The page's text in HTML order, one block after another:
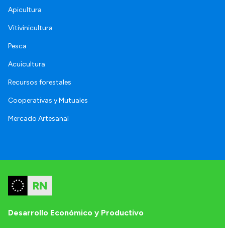
Apicultura
Vitivinicultura
Pesca
Acuicultura
Recursos forestales
Cooperativas y Mutuales
Mercado Artesanal
Desarrollo Económico y Productivo